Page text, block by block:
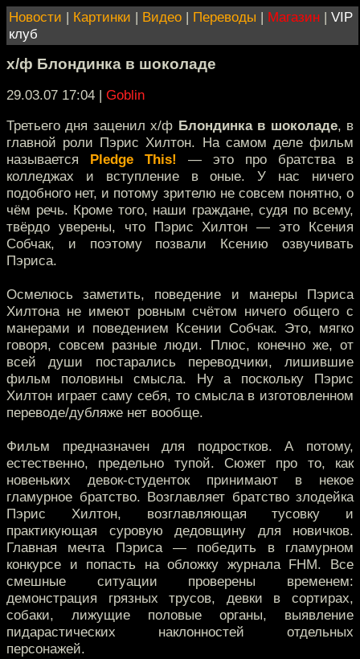
Новости | Картинки | Видео | Переводы | Магазин | VIP
клуб
х/ф Блондинка в шоколаде
29.03.07 17:04 | Goblin
Третьего дня заценил х/ф Блондинка в шоколаде, в
главной роли Пэрис Хилтон. На самом деле фильм
называется Pledge This! — это про братства в
колледжах и вступление в оные. У нас ничего
подобного нет, и потому зрителю не совсем понятно, о
чём речь. Кроме того, наши граждане, судя по всему,
твёрдо уверены, что Пэрис Хилтон — это Ксения
Собчак, и поэтому позвали Ксению озвучивать
Пэриса.
Осмелюсь заметить, поведение и манеры Пэриса
Хилтона не имеют ровным счётом ничего общего с
манерами и поведением Ксении Собчак. Это, мягко
говоря, совсем разные люди. Плюс, конечно же, от
всей души постарались переводчики, лишившие
фильм половины смысла. Ну а поскольку Пэрис
Хилтон играет саму себя, то смысла в изготовленном
переводе/дубляже нет вообще.
Фильм предназначен для подростков. А потому,
естественно, предельно тупой. Сюжет про то, как
новеньких девок-студенток принимают в некое
гламурное братство. Возглавляет братство злодейка
Пэрис Хилтон, возглавляющая тусовку и
практикующая суровую дедовщину для новичков.
Главная мечта Пэриса — победить в гламурном
конкурсе и попасть на обложку журнала FHM. Все
смешные ситуации проверены временем:
демонстрация грязных трусов, девки в сортирах,
собаки, лижущие половые органы, выявление
пидарастических наклонностей отдельных
персонажей.